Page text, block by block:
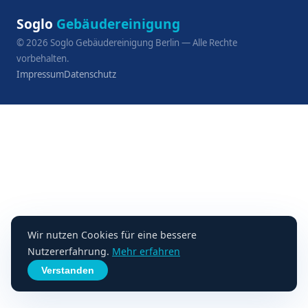
Soglo Gebäudereinigung
©2026 Soglo Gebäudereinigung Berlin — Alle Rechte
vorbehalten.
ImpressumDatenschutz
Wir nutzen Cookies für eine bessere
Nutzererfahrung. Mehr erfahren
Verstanden